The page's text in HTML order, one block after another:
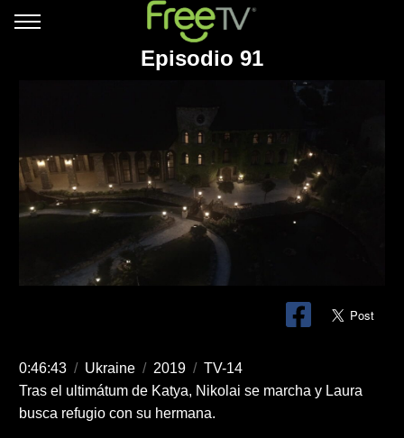
Episodio 91
0:46:43 / Ukraine / 2019 / TV-14
Tras el ultimátum de Katya, Nikolai se marcha y Laura
busca refugio con su hermana.